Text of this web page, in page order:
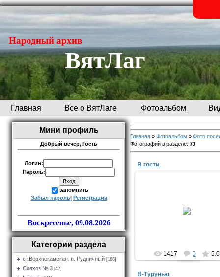
.
Народный архив
ВятЛаг
Главная Все о ВятЛаге Фотоальбом
Мини профиль
Добрый вечер, Гость
Логин:
Пароль:
запомнить
Забыл пароль| Регистрация
Воскресенье, 09.08.2026
Категории раздела
ст.Верхнекамская. п. Рудничный [168]
Совхоз № 3 [47]
Главная » Фотоальбом » Фото
Фотографий в разделе: 70
В гости.
1417 0 5.0
В-Турунью